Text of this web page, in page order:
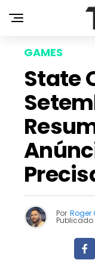
GAMES
State
Por Roger
Publicado